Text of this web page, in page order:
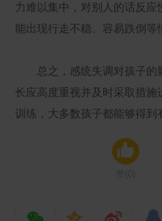
力难以集中，对别人的话反
能出现行走不稳、容易跌倒等
总之，感统失调对孩子的
长应高度重视并及时采取措
训练，大多数孩子都能够得到